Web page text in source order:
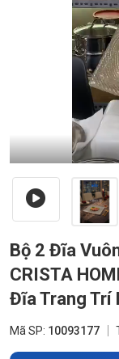
Bộ 2 Đĩa
CRISTA
Đĩa Trang Trí
Mã SP: 10093177